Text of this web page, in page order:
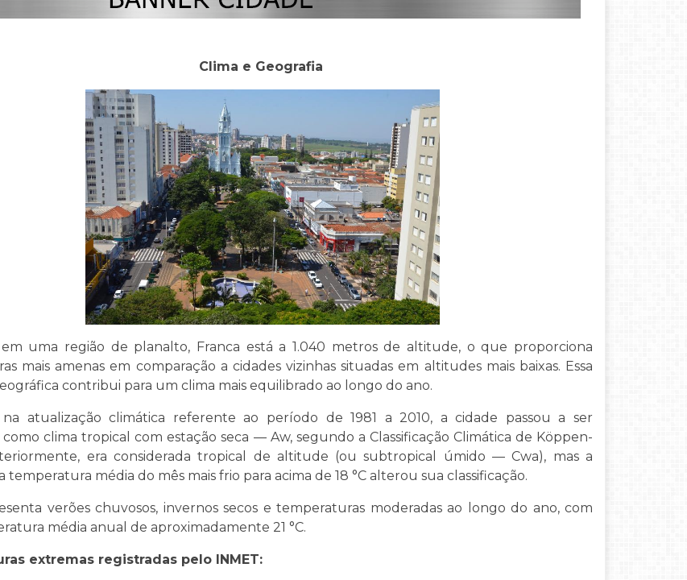
Clima e Geografia
em uma região de planalto, Franca está a 1.040 metros de altitude, o que proporciona
mais amenas em comparação a cidades vizinhas situadas em altitudes mais baixas. Essa
contribui para um clima mais equilibrado ao longo do ano.
na atualização climática referente ao período de 1981 a 2010, a cidade passou a ser
como clima tropical com estação seca — Aw, segundo a Classificação Climática de Köppen-
era considerada tropical de altitude (ou subtropical úmido — Cwa), mas a
temperatura média do mês mais frio para acima de 18 °C alterou sua classificação.
verões chuvosos, invernos secos e temperaturas moderadas ao longo do ano, com
média anual de aproximadamente 21 °C.
extremas registradas pelo INMET: